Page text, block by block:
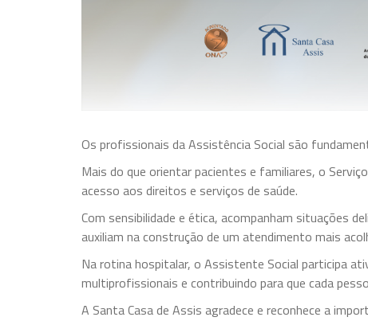
Os profissionais da Assistência Social são
Mais do que orientar pacientes e familiares, o
acesso aos direitos e serviços de saúde.
Com sensibilidade e ética, acompanham situações
auxiliam na construção de um atendimento mais
Na rotina hospitalar, o Assistente Social participa
multiprofissionais e contribuindo para que cada
A Santa Casa de Assis agradece e reconhece a